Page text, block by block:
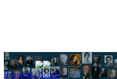
Seguici su
Registrati / Accedi